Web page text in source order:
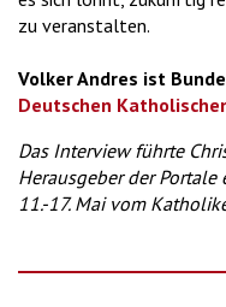
zu veranstalten.
Volker Andres ist
Deutschen
Das Interview führte
Herausgeber der
11.-17. Mai vom